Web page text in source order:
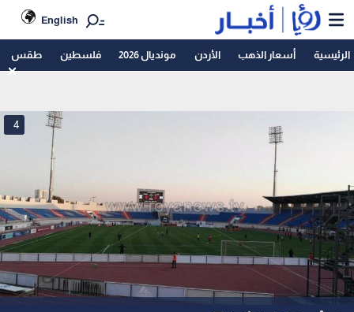
English
الرئيسية أسعار الذهب الأردن مونديال 2026 فلسطين طقس
4